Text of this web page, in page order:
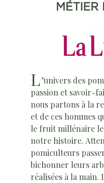
MÉTIER
L’univers des
passion et savoir-
nous partons à la
et de ces hommes
le fruit millénaire
notre histoire.
pomiculteurs
bichonner leurs
réalisées à la